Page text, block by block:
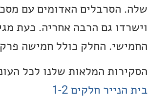
שלה. הסרבלים האדומים עם
וישרדו גם הרבה אחריה. כעת
החמישי. החלק כולל חמישה
הסקירות המלאות שלנו לכל
בית הנייר חלקים 1-2